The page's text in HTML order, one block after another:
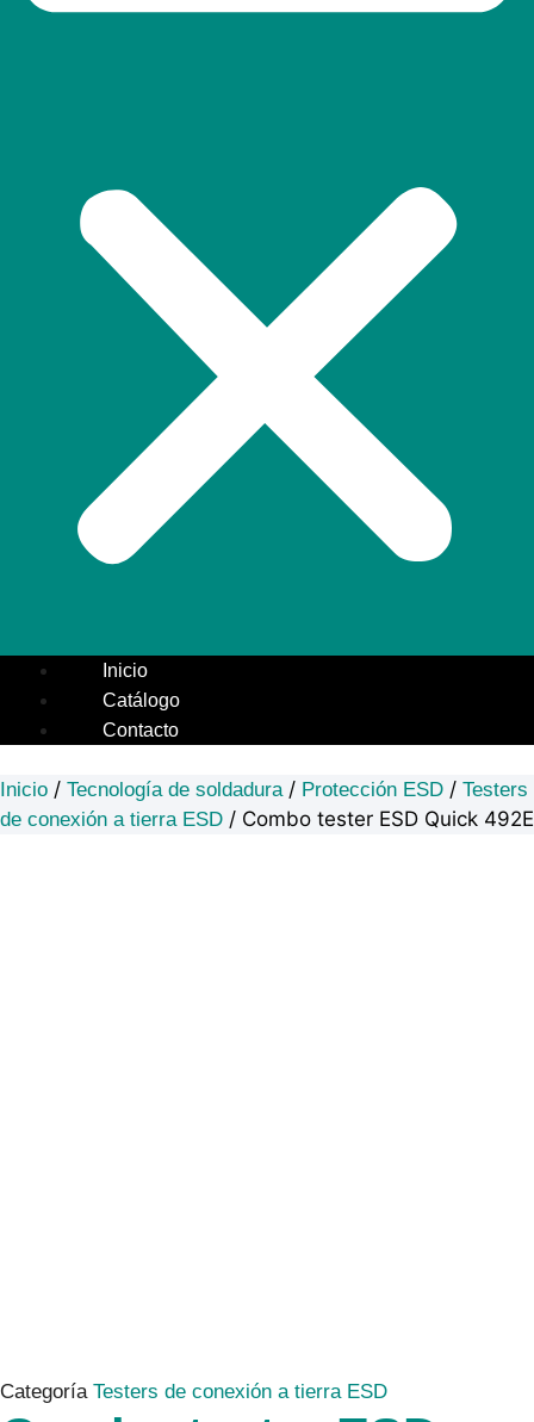
Inicio
Catálogo
Contacto
Inicio / Tecnología de soldadura/ Protección ESD / Testers
de conexión a tierra ESD / Combo tester ESD Quick 492E
Categoría Testers de conexión a tierra ESD